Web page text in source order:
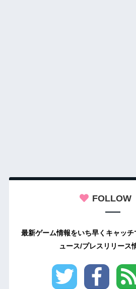
FOLLOW
最新ゲーム情報をいち早くキャッ
ュース/プレスリリース